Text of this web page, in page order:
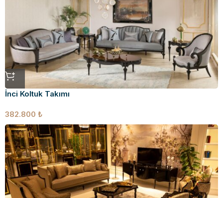
İnci Koltuk Takımı
382.800 ₺